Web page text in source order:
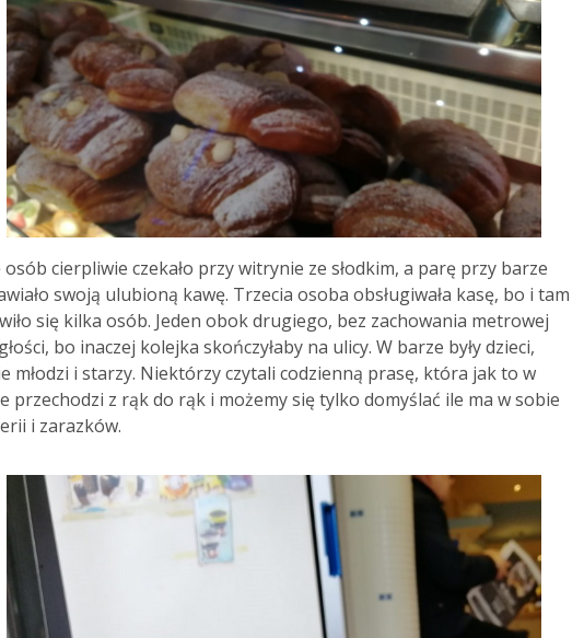
osób cierpliwie czekało przy witrynie ze słodkim, a parę przy barze
swoją ulubioną kawę. Trzecia osoba obsługiwała kasę, bo i tam
się kilka osób. Jeden obok drugiego, bez zachowania metrowej
bo inaczej kolejka skończyłaby na ulicy. W barze były dzieci,
młodzi i starzy. Niektórzy czytali codzienną prasę, która jak to w
przechodzi z rąk do rąk i możemy się tylko domyślać ile ma w sobie
i zarazków.